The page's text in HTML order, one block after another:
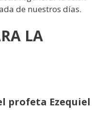
de nuestros días.
LA
profeta Ezequiel